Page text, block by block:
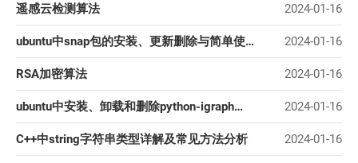
遥感云检测算法 2024-01-16
ubuntu中snap包的安装、更新删除与简单使用 2024-01-16
RSA加密算法 2024-01-16
ubuntu中安装、卸载和删除python-igraph的方法教程 2024-01-16
C++中string字符串类型详解及常见方法分析 2024-01-16